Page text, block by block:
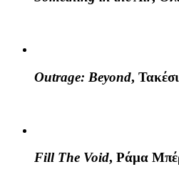
Outrage: Beyond,
Fill The Void, Ράμα